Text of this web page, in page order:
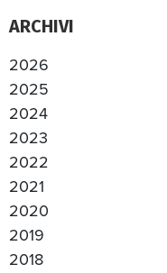
ARCHIVI
2026
2025
2024
2023
2022
2021
2020
2019
2018